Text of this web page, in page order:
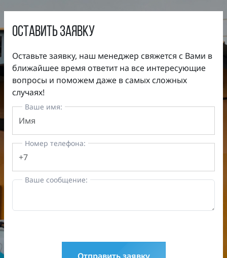
оставить заявку
Оставьте заявку, наш менеджер свяжется с Вами в
ближайшее время ответит на все интересующие
вопросы и поможем даже в самых сложных
случаях!
Ваше имя:
Номер телефона:
Ваше сообщение: